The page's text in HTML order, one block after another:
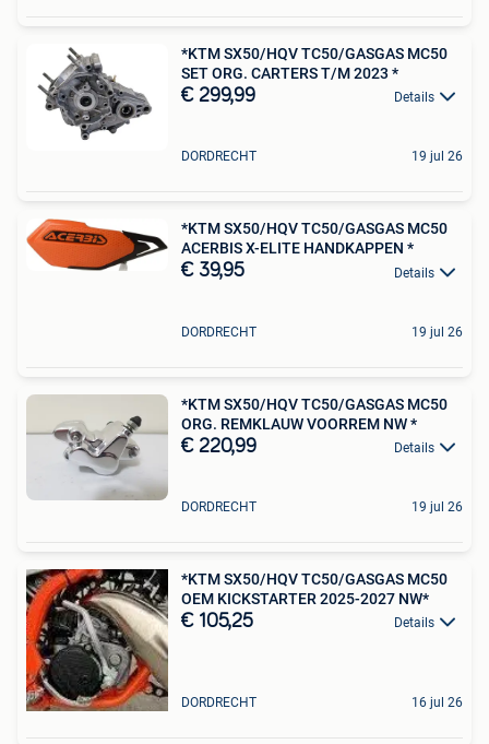
*KTM SX50/HQV TC50/GASGAS MC50
SET ORG. CARTERS T/M 2023 *
€ 299,99 Details
DORDRECHT 19 jul 26
*KTM SX50/HQV TC50/GASGAS MC50
ACERBIS X-ELITE HANDKAPPEN *
€ 39,95 Details
DORDRECHT 19 jul 26
*KTM SX50/HQV TC50/GASGAS MC50
ORG. REMKLAUW VOORREM NW *
€ 220,99 Details
DORDRECHT 19 jul 26
*KTM SX50/HQV TC50/GASGAS MC50
OEM KICKSTARTER 2025-2027 NW*
€ 105,25 Details
DORDRECHT 16 jul 26